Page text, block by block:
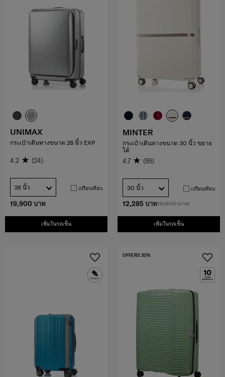
19,900 บาท
เพิ่มในรถเข็น
UNIMAX
กระเป๋าเดินทางขนาด 28 นิ้ว EXP
4.2 (24)
28 นิ้ว เปรียบเทียบ
18,900 บาท
12,285 บาท
เพิ่มในรถเข็น
MINTER
กระเป๋าเดินทางขนาด 30 นิ้ว ขยาย
ได้
4.7 (95)
30 นิ้ว เปรียบเทียบ
OFFERS 30%